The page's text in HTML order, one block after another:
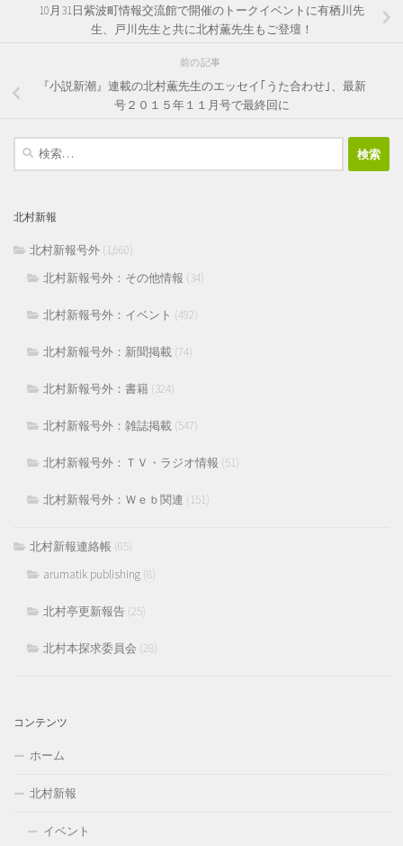
10月31日紫波町情報交流館で開催のトークイベントに有栖川先
生、戸川先生と共に北村薫先生もご登壇！
前の記事
『小説新潮』連載の北村薫先生のエッセイ｢うた合わせ｣、最新
号２０１５年１１月号で最終回に
検
北村新報
北村新報号外 (1,660)
北村新報号外：その他情報 (34)
北村新報号外：イベント (492)
北村新報号外：新聞掲載 (74)
北村新報号外：書籍 (324)
北村新報号外：雑誌掲載 (547)
北村新報号外：ＴＶ・ラジオ情報 (51)
北村新報号外：Ｗｅｂ関連 (151)
北村新報連絡帳 (65)
arumatik publishing (8)
北村亭更新報告 (25)
北村本探求委員会 (28)
コンテンツ
ホーム
北村新報
イベント